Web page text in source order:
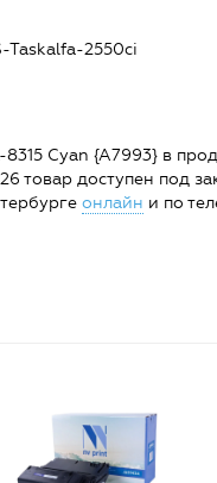
Taskalfa-2550ci
Cyan {A7993} в
доступен под
онлайн и по